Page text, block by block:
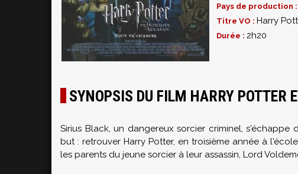
Pays de production :
Titre VO : Harry
Durée : 2h20
SYNOPSIS DU FILM HARRY POTTER
Sirius Black, un dangereux sorcier criminel,
but : retrouver Harry Potter, en troisième année à
les parents du jeune sorcier à leur assassin, Lord